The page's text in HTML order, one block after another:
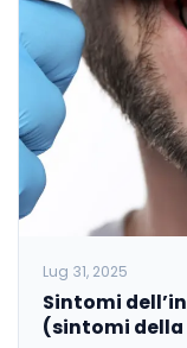
Lug 31, 2025
Sintomi
(sintomi